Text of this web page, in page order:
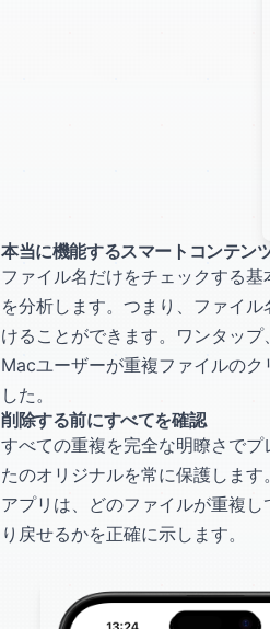
本当に機能するスマートコンテン
ファイル名だけをチェックする
を分析します。つまり、ファイ
けることができます。ワンタップ
Macユーザーが重複ファイルの
した。
削除する前にすべてを確認
すべての重複を完全な明瞭さで
たのオリジナルを常に保護します
アプリは、どのファイルが重複
り戻せるかを正確に示します。